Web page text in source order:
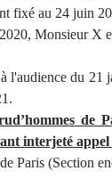
fixé au 24 juin
Monsieur X
l'audience du 21
de
interjeté
Paris (Section